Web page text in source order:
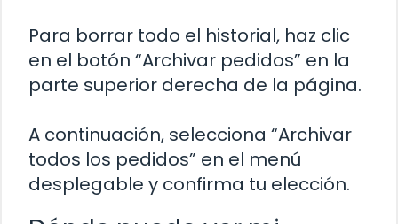
Para borrar todo el historial, haz clic
en el botón “Archivar pedidos” en la
parte superior derecha de la página.
A continuación, selecciona “Archivar
todos los pedidos” en el menú
desplegable y confirma tu elección.